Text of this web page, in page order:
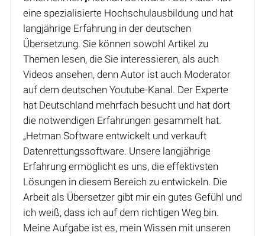
eine spezialisierte Hochschulausbildung und hat
langjährige Erfahrung in der deutschen
Übersetzung. Sie können sowohl Artikel zu
Themen lesen, die Sie interessieren, als auch
Videos ansehen, denn Autor ist auch Moderator
auf dem deutschen Youtube-Kanal. Der Experte
hat Deutschland mehrfach besucht und hat dort
die notwendigen Erfahrungen gesammelt hat.
„Hetman Software entwickelt und verkauft
Datenrettungssoftware. Unsere langjährige
Erfahrung ermöglicht es uns, die effektivsten
Lösungen in diesem Bereich zu entwickeln. Die
Arbeit als Übersetzer gibt mir ein gutes Gefühl und
ich weiß, dass ich auf dem richtigen Weg bin.
Meine Aufgabe ist es, mein Wissen mit unseren